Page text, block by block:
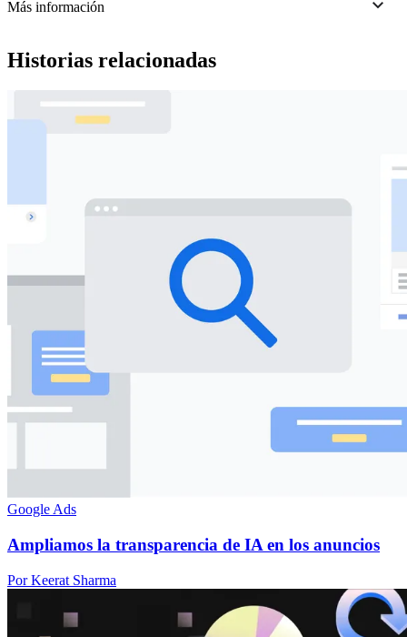
Más información
Historias relacionadas
Google Ads
Ampliamos la transparencia de IA en los anuncios
Por Keerat Sharma